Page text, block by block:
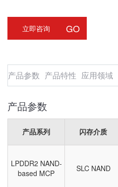
立即咨询 GO
产品参数 产品特性 应用领域
产品参数
产品系列 闪存介质
LPDDR2 NAND-
based MCP
SLC NAND